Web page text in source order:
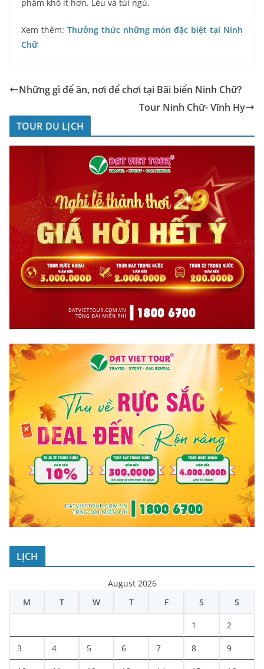
phẩm khô ít hơn. Lều và túi ngủ.
Xem thêm: Thưởng thức những món đặc biệt tại Ninh
Chữ
Những gì để ăn, nơi để chơi tại Bãi biển Ninh Chữ?
Tour Ninh Chữ- Vĩnh Hy
TOUR DU LỊCH
LỊCH
August 2026
M
T W T F S S
1 2
3 4 5 6 7 8 9